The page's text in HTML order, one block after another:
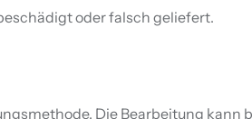
oder falsch geliefert.
Die Bearbeitung kann